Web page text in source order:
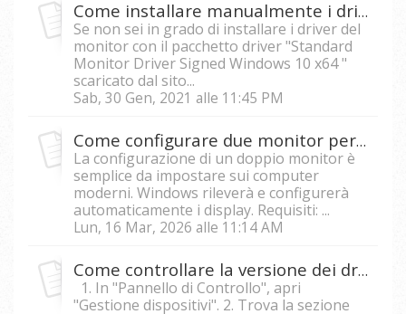
Come installare manualmente i driver di un monitor LED in Win10 a 64 bit?
Se non sei in grado di installare i driver del
monitor con il pacchetto driver "Standard
Monitor Driver Signed Windows 10 x64 "
scaricato dal sito...
Sab, 30 Gen, 2021 alle 11:45 PM
Come configurare due monitor per un computer?
La configurazione di un doppio monitor è
semplice da impostare sui computer
moderni. Windows rileverà e configurerà
automaticamente i display. Requisiti: ...
Lun, 16 Mar, 2026 alle 11:14 AM
Come controllare la versione dei driver della scheda grafica in Windows?
1. In "Pannello di Controllo", apri
"Gestione dispositivi". 2. Trova la sezione